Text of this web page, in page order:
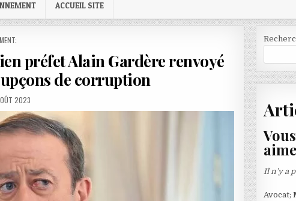
ACCUEIL SITE
préfet Alain Gardère renvoyé
de corruption
2023
Il n’y a
Avocat;